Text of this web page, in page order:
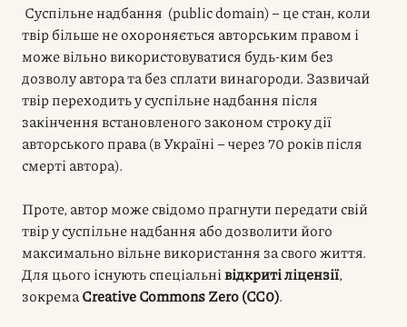
Суспільне надбання (public domain) – це стан, коли
твір більше не охороняється авторським правом і
може вільно використовуватися будь-ким без
дозволу автора та без сплати винагороди. Зазвичай
твір переходить у суспільне надбання після
закінчення встановленого законом строку дії
авторського права (в Україні – через 70 років після
смерті автора).
Проте, автор може свідомо прагнути передати свій
твір у суспільне надбання або дозволити його
максимально вільне використання за свого життя.
Для цього існують спеціальнівідкриті ліцензії,
зокремаCreative Commons Zero (CC0).